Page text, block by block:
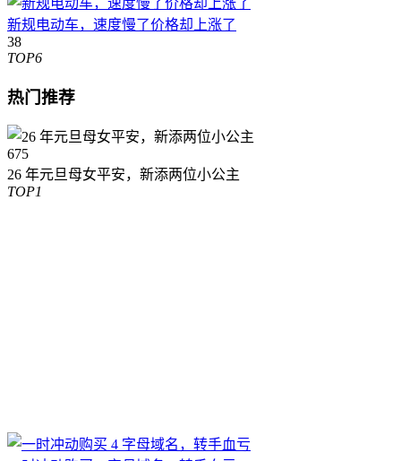
新规电动车，速度慢了价格却上涨了
38
TOP6
热门推荐
675
26 年元旦母女平安，新添两位小公主
TOP1